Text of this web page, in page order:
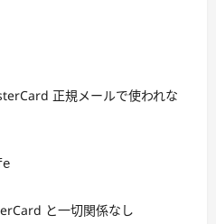
正規メールで使われな
と一切関係なし